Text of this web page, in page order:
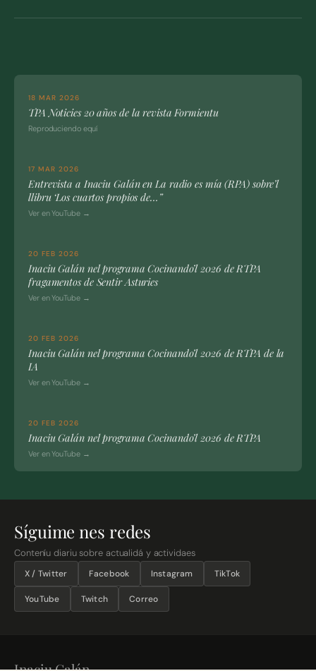
18 MAR 2026
TPA Noticies 20 años de la revista Formientu
Reproduciendo equí
17 MAR 2026
Entrevista a Inaciu Galán en La radio es mía (RPA) sobre’l
llibru ‘Los cuartos propios de…”
Ver en YouTube →
20 FEB 2026
Inaciu Galán nel programa Cocinando’l 2026 de RTPA
fragamentos de Sentir Asturies
Ver en YouTube →
20 FEB 2026
Inaciu Galán nel programa Cocinando’l 2026 de RTPA de la
IA
Ver en YouTube →
20 FEB 2026
Inaciu Galán nel programa Cocinando’l 2026 de RTPA
Ver en YouTube →
Síguime nes redes
Conteníu diariu sobre actualidá y actividaes
X / Twitter Facebook Instagram TikTok
YouTube Twitch Correo